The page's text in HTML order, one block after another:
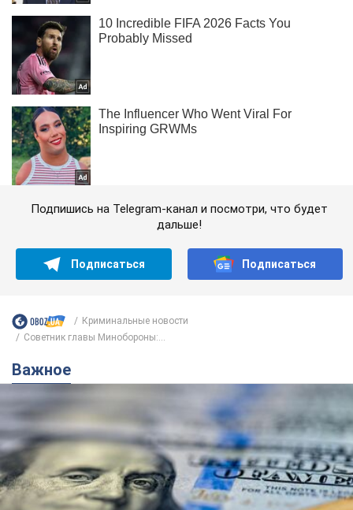
Подпишись на Telegram-канал и посмотри, что будет
дальше!
Подписаться Подписаться
Криминальные новости
Советник главы Минобороны:...
Важное